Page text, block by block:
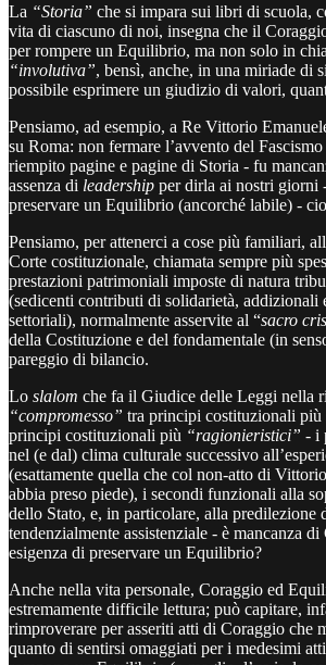
La “Storia” che si impara sui libri di scuola,
vita di ciascuno di noi, insegna che il
per rompere un Equilibrio, ma non solo in
“involutiva”, bensì, anche, in una miriade di
possibile esprimere un giudizio di valori,
Pensiamo, ad esempio, a Re Vittorio
su Roma: non fermare l’avvento del
riempito pagine e pagine di Storia - fu
assenza di leadership per dirla ai nostri giorni
preservare un Equilibrio (ancorché labile) -
Pensiamo, per attenerci a cose più familiari,
Corte costituzionale, chiamata sempre più
prestazioni patrimoniali imposte di natura
(sedicenti contributi di solidarietà, addizionali
settoriali), normalmente asservite al “sacro
della Costituzione e del fondamentale (in
pareggio di bilancio.
Lo slalom che fa il Giudice delle Leggi nella
“compromesso” tra principi costituzionali più
principi costituzionali più “ragionieristici” - i
nel (e dal) clima culturale successivo
(esattamente quella che col non-atto di
abbia preso piede), i secondi funzionali alla
dello Stato, e, in particolare, alla predilezione
tendenzialmente assistenziale - è mancanza
esigenza di preservare un Equilibrio?
Anche nella vita personale, Coraggio ed
estremamente difficile lettura; può capitare,
rimproverare per asseriti atti di Coraggio che
quanto di sentirsi omaggiati per i medesimi